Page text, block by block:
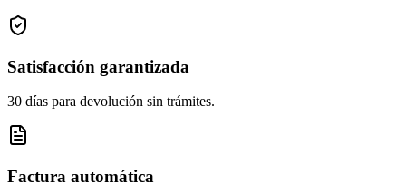
Satisfacción garantizada
30 días para devolución sin trámites.
Factura automática